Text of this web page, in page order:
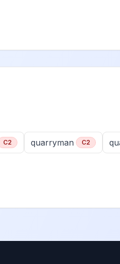
C2 quarryman C2